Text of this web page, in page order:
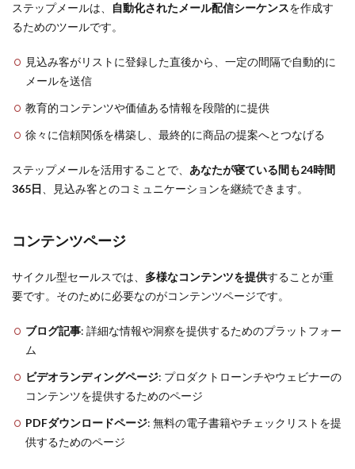
ステップメールは、 自動化されたメール配信シーケンスを作成す
るためのツールです。
見込み客がリストに登録した直後から、一定の間隔で自動的に
メールを送信
教育的コンテンツや価値ある情報を段階的に提供
徐々に信頼関係を構築し、最終的に商品の提案へとつなげる
ステップメールを活用することで、 あなたが寝ている間も24時間
365日
、見込み客とのコミュニケーションを継続できます。
コンテンツページ
サイクル型セールスでは、 多様なコンテンツを提供することが重
要です。そのために必要なのがコンテンツページです。
ブログ記事: 詳細な情報や洞察を提供するためのプラットフォー
ム
ビデオランディングページ: プロダクトローンチやウェビナーの
コンテンツを提供するためのページ
PDFダウンロードページ: 無料の電子書籍やチェックリストを提
供するためのページ